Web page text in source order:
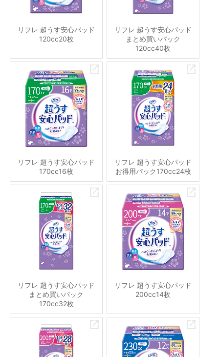
リフレ 超うす安心パッド
120cc20枚
リフレ 超うす安心パッド
まとめ買いパック
120cc40枚
リフレ 超うす安心パッド
170cc16枚
リフレ 超うす安心パッド
お得用パック170cc24枚
リフレ 超うす安心パッド
まとめ買いパック
170cc32枚
リフレ 超うす安心パッド
200cc14枚